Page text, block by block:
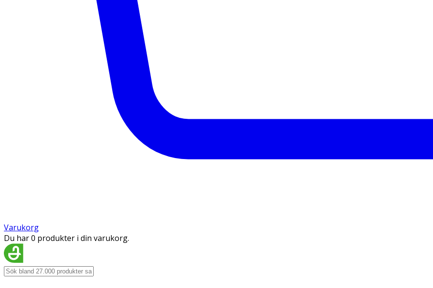
Varukorg
Du har 0 produkter i din varukorg.